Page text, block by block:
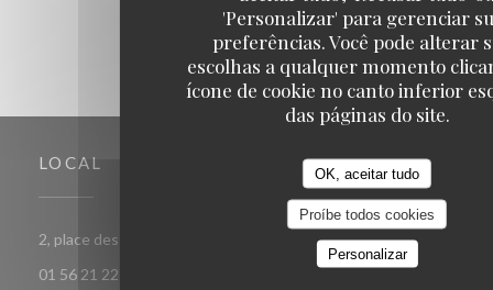
'Personalizar' para gerenciar
preferências. Você pode alterar
escolhas a qualquer momento
ícone de cookie no canto inferior
das páginas do site.
OK, aceitar tudo
Proíbe todos cookies
Personalizar
LOCAL
2, place des Ternes 75008 Paris
((abre numa nova janela))
01 56 21 22 00